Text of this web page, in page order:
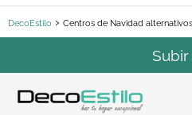
DecoEstilo Centros de Navidad alternativos
Subir